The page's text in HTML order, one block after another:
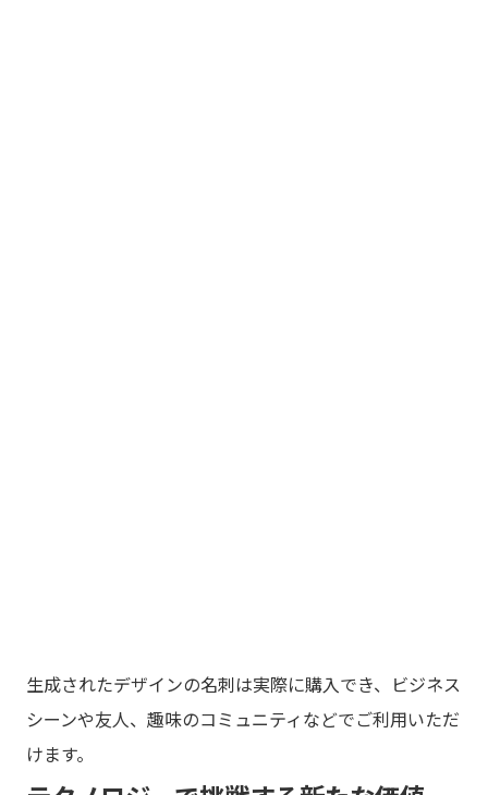
生成されたデザインの名刺は実際に購入でき、ビジネス
シーンや友人、趣味のコミュニティなどでご利用いただ
けます。